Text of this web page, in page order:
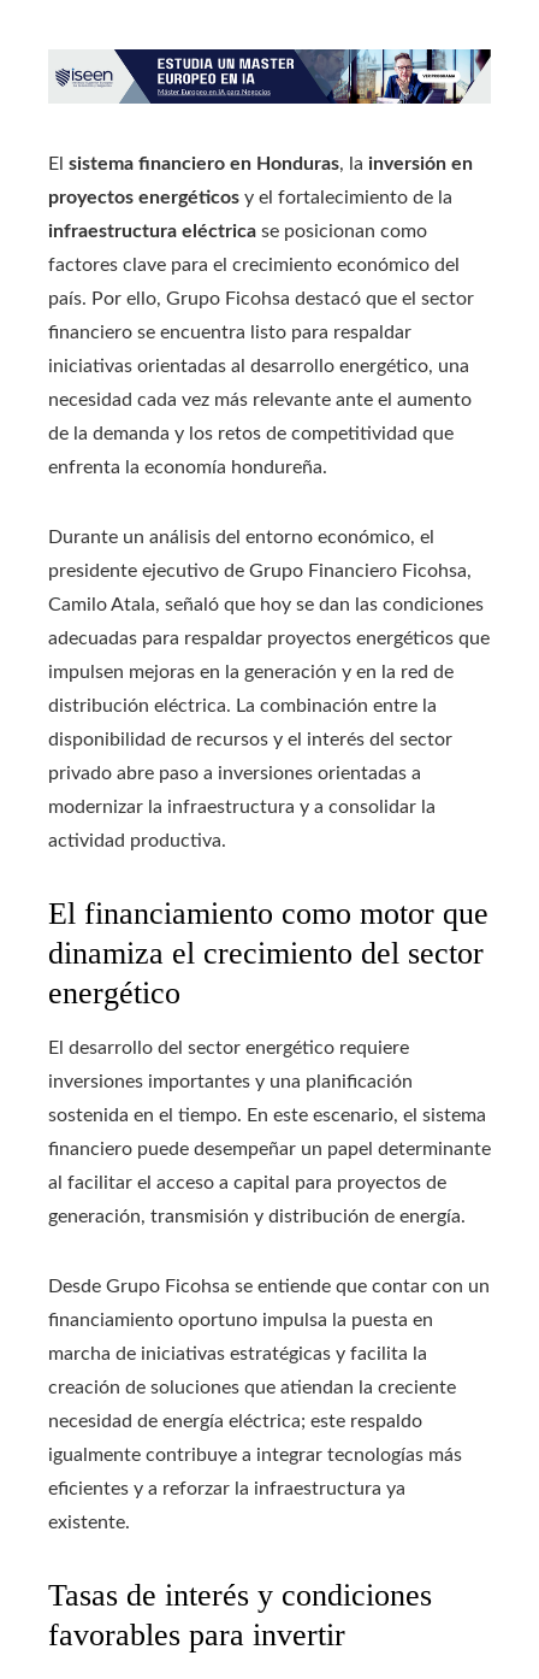
El sistema financiero en Honduras, la inversión en
proyectos energéticos y el fortalecimiento de la
infraestructura eléctrica se posicionan como
factores clave para el crecimiento económico del
país. Por ello, Grupo Ficohsa destacó que el sector
financiero se encuentra listo para respaldar
iniciativas orientadas al desarrollo energético, una
necesidad cada vez más relevante ante el aumento
de la demanda y los retos de competitividad que
enfrenta la economía hondureña.
Durante un análisis del entorno económico, el
presidente ejecutivo de Grupo Financiero Ficohsa,
Camilo Atala, señaló que hoy se dan las condiciones
adecuadas para respaldar proyectos energéticos que
impulsen mejoras en la generación y en la red de
distribución eléctrica. La combinación entre la
disponibilidad de recursos y el interés del sector
privado abre paso a inversiones orientadas a
modernizar la infraestructura y a consolidar la
actividad productiva.
El financiamiento como motor que
dinamiza el crecimiento del sector
energético
El desarrollo del sector energético requiere
inversiones importantes y una planificación
sostenida en el tiempo. En este escenario, el sistema
financiero puede desempeñar un papel determinante
al facilitar el acceso a capital para proyectos de
generación, transmisión y distribución de energía.
Desde Grupo Ficohsa se entiende que contar con un
financiamiento oportuno impulsa la puesta en
marcha de iniciativas estratégicas y facilita la
creación de soluciones que atiendan la creciente
necesidad de energía eléctrica; este respaldo
igualmente contribuye a integrar tecnologías más
eficientes y a reforzar la infraestructura ya
existente.
Tasas de interés y condiciones
favorables para invertir